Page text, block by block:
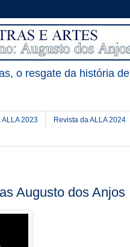
o resgate da história de
ALLA 2023 Revista da ALLA 2024
Augusto dos Anjos